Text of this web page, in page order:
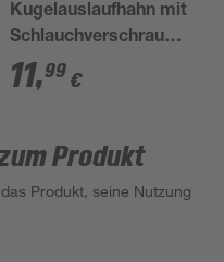
Kugelauslaufhahn mit
Schlauchverschraubung,
vernickelt, 3/4'' x 1"
11,99 €
Produkt
Produkt, seine Nutzung